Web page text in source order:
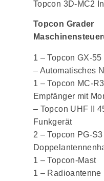
Topcon 3D-MC2
Topcon Grader
1 – Topcon GX-
– Automatisches
1 – Topcon MC-
Empfänger mit
– Topcon UHF II
Funkgerät
2 – Topcon PG-
1 – Topcon-Mast
1 – Radioantenne